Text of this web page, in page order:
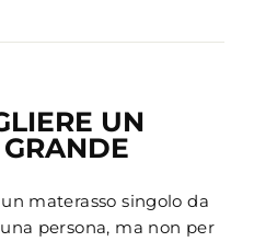
UN
materasso singolo da
persona, ma non per